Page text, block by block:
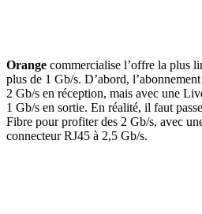
Orange commercialise l’offre la plus
plus de 1 Gb/s. D’abord,
2 Gb/s en réception, mais avec une
1 Gb/s en sortie. En réalité, il faut
Fibre pour profiter des 2 Gb/s, avec
connecteur RJ45 à 2,5 Gb/s.